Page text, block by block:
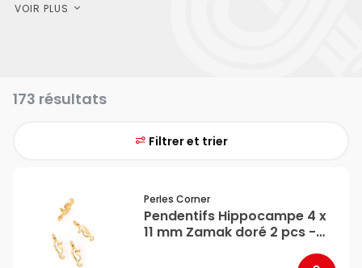
VOIR PLUS
173 résultats
Filtrer et trier
Perles Corner
Pendentifs Hippocampe 4 x
11 mm Zamak doré 2 pcs -